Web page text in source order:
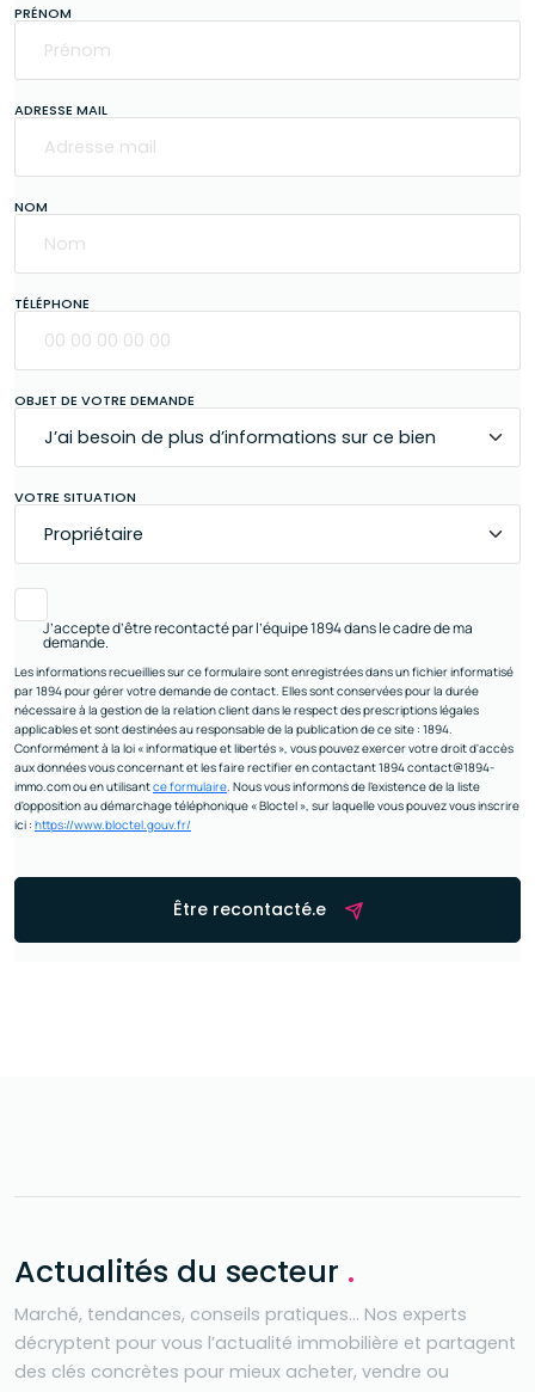
PRÉNOM
ADRESSE MAIL
NOM
TÉLÉPHONE
OBJET DE VOTRE DEMANDE
VOTRE SITUATION
J’accepte d’être recontacté par l’équipe 1894 dans le cadre de ma
demande.
Les informations recueillies sur ce formulaire sont enregistrées dans un fichier informatisé
par 1894 pour gérer votre demande de contact. Elles sont conservées pour la durée
nécessaire à la gestion de la relation client dans le respect des prescriptions légales
applicables et sont destinées au responsable de la publication de ce site : 1894.
Conformément à la loi « informatique et libertés », vous pouvez exercer votre droit d'accès
aux données vous concernant et les faire rectifier en contactant 1894 contact@1894-
immo.com ou en utilisantce formulaire. Nous vous informons de l’existence de la liste
d'opposition au démarchage téléphonique « Bloctel », sur laquelle vous pouvez vous inscrire
ici : https://www.bloctel.gouv.fr/
Être recontacté.e
Actualités du secteur .
Marché, tendances, conseils pratiques… Nos experts
décryptent pour vous l’actualité immobilière et partagent
des clés concrètes pour mieux acheter, vendre ou